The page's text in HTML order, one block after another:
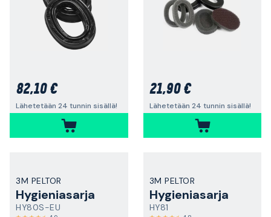
82,10 €
Lähetetään 24 tunnin sisällä!
21,90 €
Lähetetään 24 tunnin sisällä!
3M PELTOR
Hygieniasarja
HY80S-EU
3M PELTOR
Hygieniasarja
HY81